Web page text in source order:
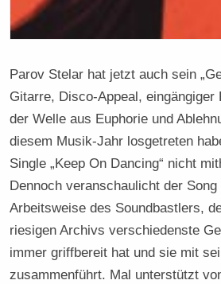
Parov Stelar hat jetzt auch sein
Gitarre, Disco-Appeal, eingängiger
der Welle aus Euphorie und
diesem Musik-Jahr losgetreten
Single „Keep On Dancing“ nicht
Dennoch veranschaulicht der
Arbeitsweise des Soundbastlers,
riesigen Archivs verschiedenste
immer griffbereit hat und sie mit
zusammenführt. Mal unterstützt